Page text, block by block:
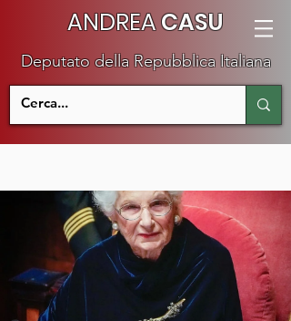
ANDREACASU
Deputato della Repubblica Italiana